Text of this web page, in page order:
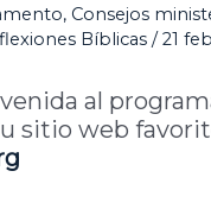
, Consejos
Bíblicas /21
al
sitio web